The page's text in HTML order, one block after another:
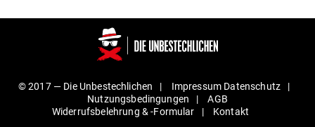
© 2017 — Die Unbestechlichen Impressum Daten­schutz
Nut­zungs­be­din­gungen
AGB
Wider­rufs­be­lehrung & ‑For­mular
Kontakt